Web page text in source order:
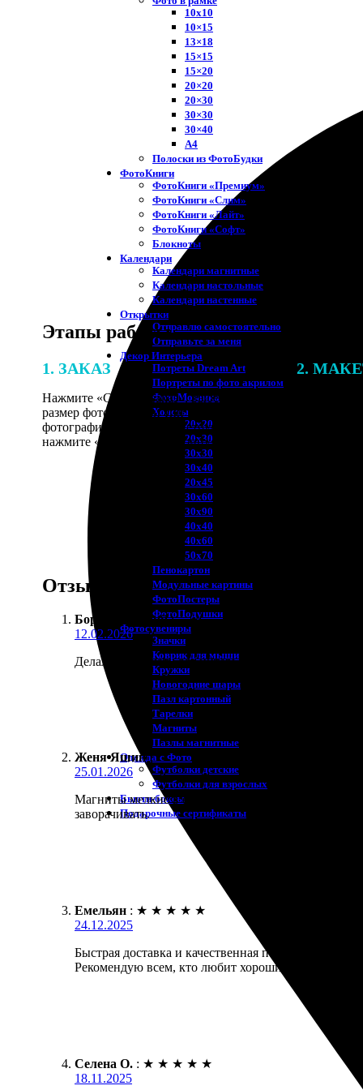
10х10
10×15
13×18
15×15
15×20
20×20
20×30
30×30
30×40
A4
Полоски из ФотоБудки
ФотоКниги
ФотоКниги «Премиум»
ФотоКниги «Слим»
ФотоКниги «Лайт»
ФотоКниги «Софт»
Блокноты
Календари
Календари магнитные
Календари настольные
Календари настенные
Открытки
Отправлю самостоятельно
Отправьте за меня
Декор Интерьера
Потреты Dream Art
Портреты по фото акрилом
ФотоМозаика
Холсты
20х20
20х30
30х30
30х40
20х45
30х60
30х90
40х40
40х60
50х70
Пенокартон
Модульные картины
ФотоПостеры
ФотоПодушки
Фотоcувениры
Значки
Коврик для мыши
Кружки
Новогодние шары
Пазл картонный
Тарелки
Магниты
Пазлы магнитные
Одежда с Фото
Футболки детские
Футболки для взрослых
Бьюти-боксы
Подарочные сертификаты
Этапы работы
1. ЗАКАЗ
Нажмите «Сделать заказ», выберите
размер фотографии и тип рамки. Загрузите
фотографии в онлайн-конструктор,
нажмите «Добавить в корзину».
2.
Отзывы
Боря Савицкий :
12.02.2026
Делал фотопечать для интерьера ванной. Взял
Женя Яшин :
25.01.2026
Магниты мелкие в форме сердца делал на 14
заворачивать.
Емельян : ★ ★ ★ ★ ★
24.12.2025
Быстрая доставка и качественная печать.
Рекомендую всем, кто любит хорошие фотографии.
Селена О. : ★ ★ ★ ★ ★
18.11.2025